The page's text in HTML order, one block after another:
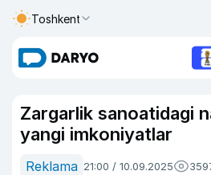
Toshkent
Zargarlik sanoatidagi
yangi imkoniyatlar
Reklama 21:00 / 10.09.2025